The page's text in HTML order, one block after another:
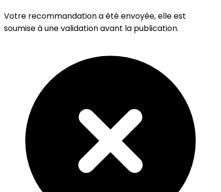
Votre recommandation a été envoyée, elle est
soumise à une validation avant la publication.